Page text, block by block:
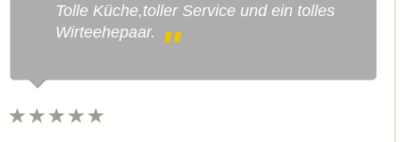
Tolle Küche,toller Service und ein tolles
Wirteehepaar.